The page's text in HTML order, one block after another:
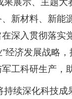
新材料、新能
深入贯彻落实
”经济发展战略
工科研生产，
持续深化科技